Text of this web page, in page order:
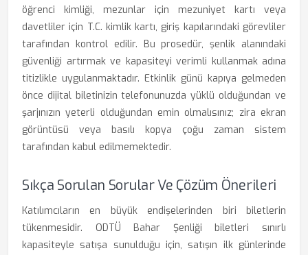
öğrenci kimliği, mezunlar için mezuniyet kartı veya
davetliler için T.C. kimlik kartı, giriş kapılarındaki görevliler
tarafından kontrol edilir. Bu prosedür, şenlik alanındaki
güvenliği artırmak ve kapasiteyi verimli kullanmak adına
titizlikle uygulanmaktadır. Etkinlik günü kapıya gelmeden
önce dijital biletinizin telefonunuzda yüklü olduğundan ve
şarjınızın yeterli olduğundan emin olmalısınız; zira ekran
görüntüsü veya basılı kopya çoğu zaman sistem
tarafından kabul edilmemektedir.
Sıkça Sorulan Sorular Ve Çözüm Önerileri
Katılımcıların en büyük endişelerinden biri biletlerin
tükenmesidir. ODTÜ Bahar Şenliği biletleri sınırlı
kapasiteyle satışa sunulduğu için, satışın ilk günlerinde